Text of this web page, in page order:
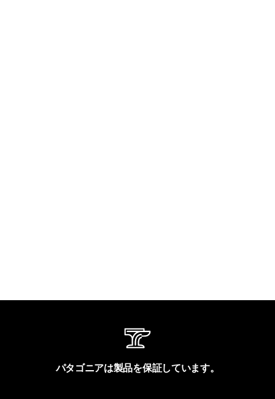
パタゴニアは製品を保証しています。